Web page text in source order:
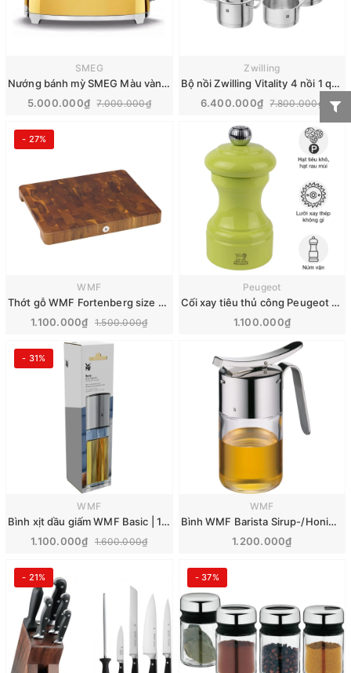
SMEG
Nướng bánh mỳ SMEG Màu vàng gold | TSF01GOEU
5.000.000₫ 7.000.000₫
Zwilling
Bộ nồi Zwilling Vitality 4 nồi 1 quánh | 66460-000
6.400.000₫ 7.800.000₫
- 27%
WMF
Thớt gỗ WMF Fortenberg size XL 40x32x4cm
1.100.000₫ 1.500.000₫
Peugeot
Cối xay tiêu thủ công Peugeot Bistrorama 10 cm
1.100.000₫
- 31%
WMF
Bình xịt dầu giấm WMF Basic | 120ml
1.100.000₫ 1.600.000₫
WMF
Bình WMF Barista Sirup-/Honigspender đựng Sirup mật ong | 240ml
1.200.000₫
- 21% - 37%